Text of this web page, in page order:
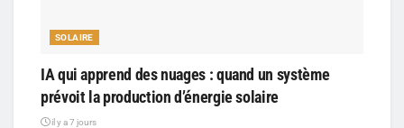
SOLAIRE
IA qui apprend des nuages : quand un système
prévoit la production d’énergie solaire
il y a 7 jours